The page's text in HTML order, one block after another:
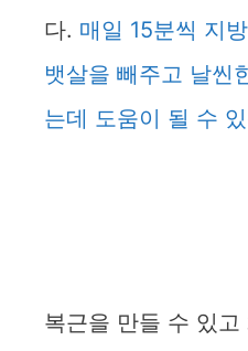
다. 매일 15분씩 지
뱃살을 빼주고 날씬
는데 도움이 될 수
복근을 만들 수 있